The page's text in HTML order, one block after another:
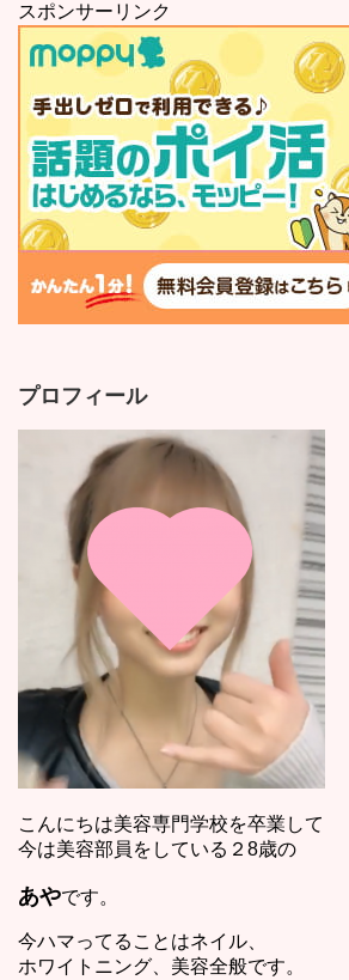
スポンサーリンク
プロフィール
こんにちは美容専門学校を卒業して
今は美容部員をしている２8歳の
あやです。
今ハマってることはネイル、
ホワイトニング、美容全般です。